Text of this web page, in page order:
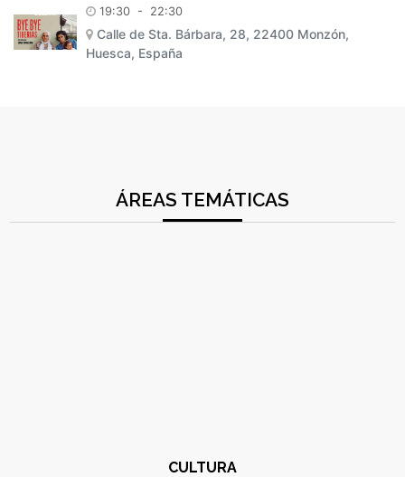
19:30 - 22:30
Calle de Sta. Bárbara, 28, 22400 Monzón,
Huesca, España
ÁREAS TEMÁTICAS
CULTURA